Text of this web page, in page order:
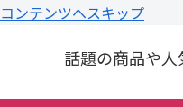
コンテンツへスキップ
話題の商品や